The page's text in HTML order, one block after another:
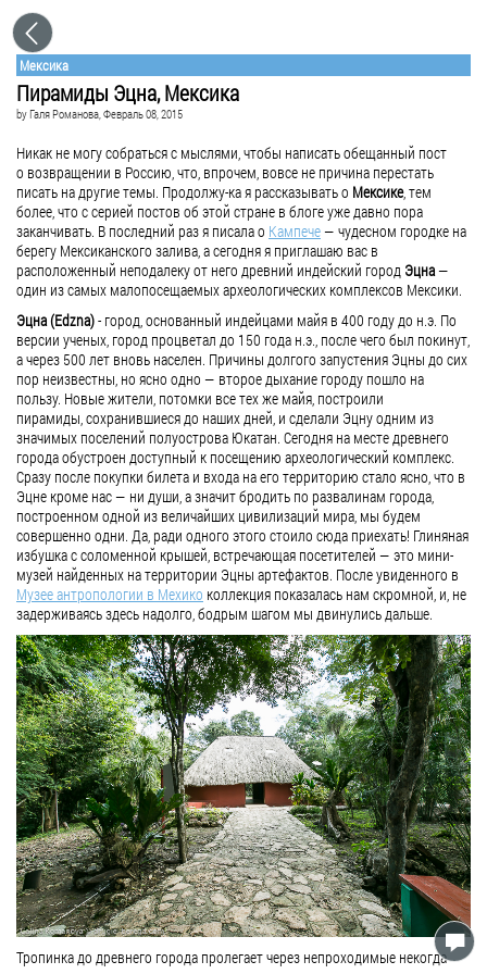
Мексика
Пирамиды Эцна, Мексика
byГаля Романова, Февраль 08, 2015
Никак не могу собраться с мыслями, чтобы написать обещанный пост
о возвращении в Россию, что, впрочем, вовсе не причина перестать
писать на другие темы. Продолжу-ка я рассказывать о Мексике, тем
более, что с серией постов об этой стране в блоге уже давно пора
заканчивать. В последний раз я писала о Кампече— чудесном городке на
берегу Мексиканского залива, а сегодня я приглашаю вас в
расположенный неподалеку от него древний индейский город Эцна—
один из самых малопосещаемых археологических комплексов Мексики.
Эцна (Edzna)- город, основанный индейцами майя в 400 году до н.э. По
версии ученых, город процветал до 150 года н.э., после чего был покинут,
а через 500 лет вновь населен. Причины долгого запустения Эцны до сих
пор неизвестны, но ясно одно — второе дыхание городу пошло на
пользу. Новые жители, потомки все тех же майя, построили
пирамиды, сохранившиеся до наших дней, и сделали Эцну одним из
значимых поселений полуострова Юкатан. Сегодня на месте древнего
города обустроен доступный к посещению археологический комплекс.
Сразу после покупки билета и входа на его территорию стало ясно, что в
Эцне кроме нас — ни души, а значит бродить по развалинам города,
построенном одной из величайших цивилизаций мира, мы будем
совершенно одни. Да, ради одного этого стоило сюда приехать! Глиняная
избушка с соломенной крышей, встречающая посетителей — это мини-
музей найденных на территории Эцны артефактов. После увиденного в
Музее антропологии в Мехико коллекция показалась нам скромной, и, не
задерживаясь здесь надолго, бодрым шагом мы двинулись дальше.
Тропинка до древнего города пролегает через непроходимые некогда